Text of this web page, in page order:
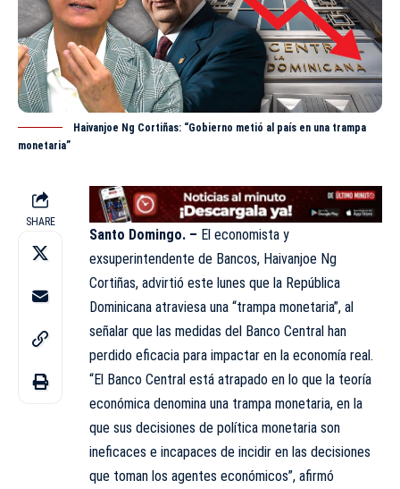
Haivanjoe Ng Cortiñas: “Gobierno metió al país en una trampa
monetaria”
SHARE
Santo Domingo. – El economista y
exsuperintendente de Bancos, Haivanjoe Ng
Cortiñas, advirtió este lunes que la República
Dominicana atraviesa una “trampa monetaria”, al
señalar que las medidas del Banco Central han
perdido eficacia para impactar en la economía real.
“El Banco Central está atrapado en lo que la teoría
económica denomina una trampa monetaria, en la
que sus decisiones de política monetaria son
ineficaces e incapaces de incidir en las decisiones
que toman los agentes económicos”, afirmó